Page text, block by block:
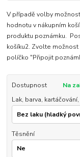
V případě volby
hodnotu v nákupním
produktu poznámku.
košíku2. Zvolte
políčko "Připojit
Dostupnost
Na
Lak, barva,
Těsnění